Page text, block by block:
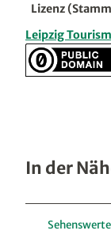
Lizenz
Leipzig
In der